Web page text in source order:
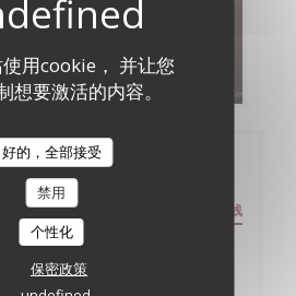
用cookie， 并让您
想要激活的内容。
好的，全部接受
禁用
个性化
保密政策
菜单
发现我们的菜单
一般信息
打开)) 路线
de ville lignes 1 & 11, Châtelet